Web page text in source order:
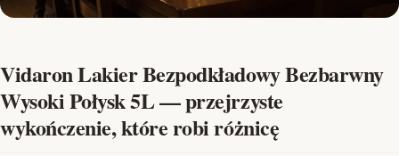
Vidaron Lakier Bezpodkładowy Bezbarwny
Wysoki Połysk 5L — przejrzyste
wykończenie, które robi różnicę